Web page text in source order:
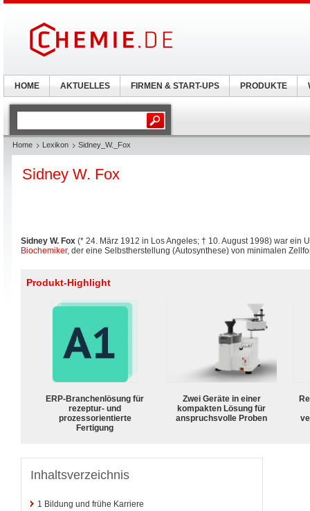
Home Lexikon Sidney_W._Fox
Sidney W. Fox
Sidney W. Fox (* 24. März 1912 in Los Angeles; † 10. August 1998) war ein
Biochemiker, der eine Selbstherstellung (Autosynthese) von minimalen
Produkt-Highlight
ERP-Branchenlösung für
rezeptur- und
prozessorientierte
Fertigung
Zwei Geräte in einer
kompakten Lösung für
anspruchsvolle Proben
Inhaltsverzeichnis
1 Bildung und frühe Karriere
HOME AKTUELLES FIRMEN & START-UPS PRODUKTE